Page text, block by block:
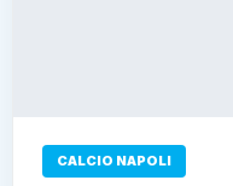
CALCIO NAPOLI